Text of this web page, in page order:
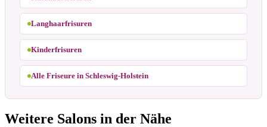
Langhaarfrisuren
Kinderfrisuren
Alle Friseure in Schleswig-Holstein
Weitere Salons in der Nähe